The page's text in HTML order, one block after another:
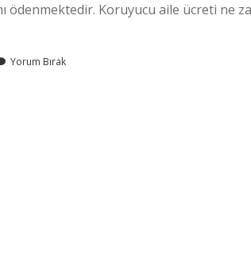
ödenmektedir. Koruyucu aile ücreti ne
Yorum Bırak